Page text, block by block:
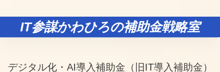
IT参謀かわひろの補助金戦略室
デジタル化・AI導入補助金（旧IT導入補助金）